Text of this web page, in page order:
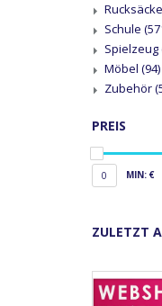
Schule
Spielzeug
Möbel (94)
Zubehör
PREIS
0 MIN: €
ZULETZT